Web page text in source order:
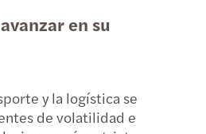
en su
y la logística se
de volatilidad e